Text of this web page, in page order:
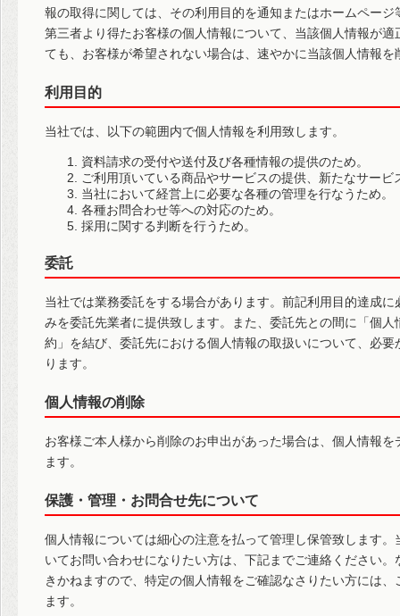
報の取得に関しては、その利用目的を通知またはホームペー
第三者より得たお客様の個人情報について、当該個人情報が
ても、お客様が希望されない場合は、速やかに当該個人情報
利用目的
当社では、以下の範囲内で個人情報を利用致します。
資料請求の受付や送付及び各種情報の提供のため。
ご利用頂いている商品やサービスの提供、新たなサービ
当社において経営上に必要な各種の管理を行なうため。
各種お問合わせ等への対応のため。
採用に関する判断を行うため。
委託
当社では業務委託をする場合があります。前記利用目的達成
みを委託先業者に提供致します。また、委託先との間に「個人
約」を結び、委託先における個人情報の取扱いについて、必
ります。
個人情報の削除
お客様ご本人様から削除のお申出があった場合は、個人情報
ます。
保護・管理・お問合せ先について
個人情報については細心の注意を払って管理し保管致します
いてお問い合わせになりたい方は、下記までご連絡ください
きかねますので、特定の個人情報をご確認なさりたい方には
ます。